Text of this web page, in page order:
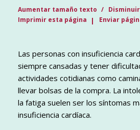
Aumentar tamaño texto
Imprimir esta página
Enviar
Las personas con insuficiencia
siempre cansadas y tener
actividades cotidianas como
llevar bolsas de la compra. La
la fatiga suelen ser los síntomas
insuficiencia cardíaca.